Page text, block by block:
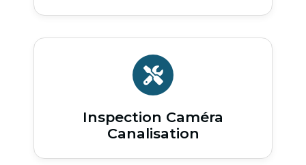
Inspection Caméra
Canalisation